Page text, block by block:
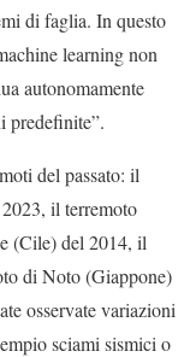
di faglia. In questo
learning non
autonomamente
predefinite”.
del passato: il
il terremoto
(Cile) del 2014, il
di Noto (Giappone)
osservate variazioni
sciami sismici o